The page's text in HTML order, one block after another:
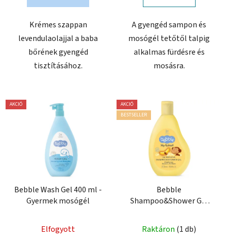
Krémes szappan
levendulaolajjal a baba
bőrének gyengéd
tisztításához.
A gyengéd sampon és
mosógél tetőtől talpig
alkalmas fürdésre és
mosásra.
AKCIÓ
Bebble Wash Gel 400 ml -
Gyermek mosógél
Elfogyott
AKCIÓ
BESTSELLER
Bebble
Shampoo&Shower Gel
és tusfürdő Banán
Raktáron (1 db)